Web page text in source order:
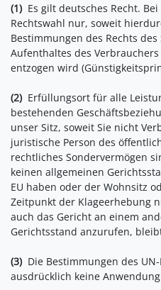
(1) Es gilt deutsches Recht.
Rechtswahl nur, soweit
Bestimmungen des Rechts
Aufenthaltes des
entzogen wird
(2) Erfüllungsort für alle
bestehenden
unser Sitz, soweit Sie nicht
juristische Person des
rechtliches Sondervermögen
keinen allgemeinen
EU haben oder der Wohnsitz
Zeitpunkt der Klageerhebung
auch das Gericht an einem
Gerichtsstand anzurufen,
(3) Die Bestimmungen des
ausdrücklich keine